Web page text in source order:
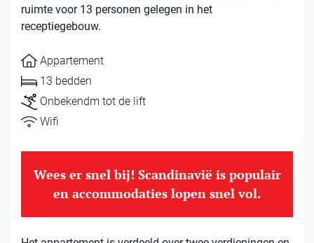
ruimte voor 13 personen gelegen in het
receptiegebouw.
Appartement
13 bedden
Onbekendm tot de lift
Wifi
Wees er snel bij! Scandinavië is populair
en accommodaties lopen snel vol.